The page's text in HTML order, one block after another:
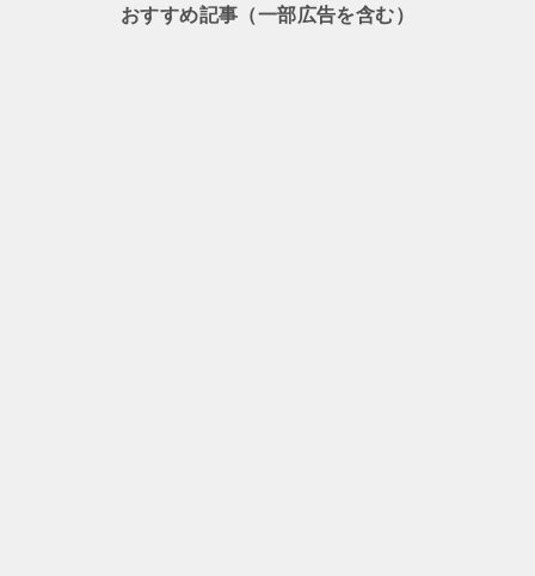
おすすめ記事（一部広告を含む）